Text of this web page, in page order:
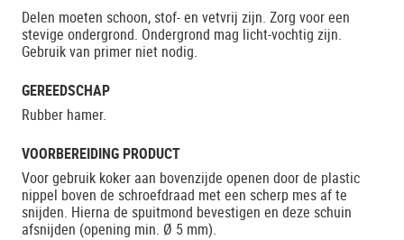
Delen moeten schoon, stof- en vetvrij zijn. Zorg voor een
stevige ondergrond. Ondergrond mag licht-vochtig zijn.
Gebruik van primer niet nodig.
GEREEDSCHAP
Rubber hamer.
VOORBEREIDING PRODUCT
Voor gebruik koker aan bovenzijde openen door de plastic
nippel boven de schroefdraad met een scherp mes af te
snijden. Hierna de spuitmond bevestigen en deze schuin
afsnijden (opening min. Ø 5 mm).